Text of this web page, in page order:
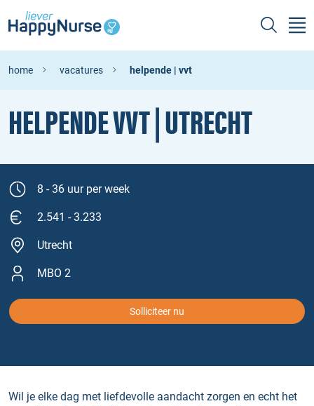
home vacatures helpende | vvt
HELPENDE VVT | UTRECHT
8 - 36 uur per week
2.541 - 3.233
Utrecht
MBO 2
Solliciteer nu
Wil je elke dag met liefdevolle aandacht zorgen en echt het